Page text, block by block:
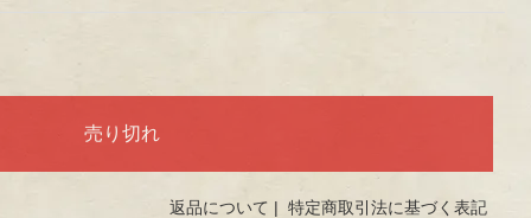
返品について | 特定商取引法に基づく表記